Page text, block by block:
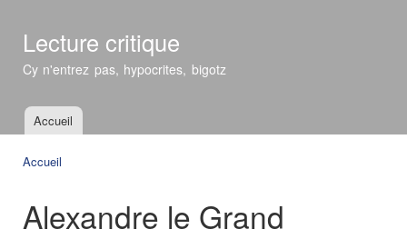
Lecture critique
Cy n'entrez pas, hypocrites, bigotz
Menu principal
Accueil
Accueil
Alexandre le Grand